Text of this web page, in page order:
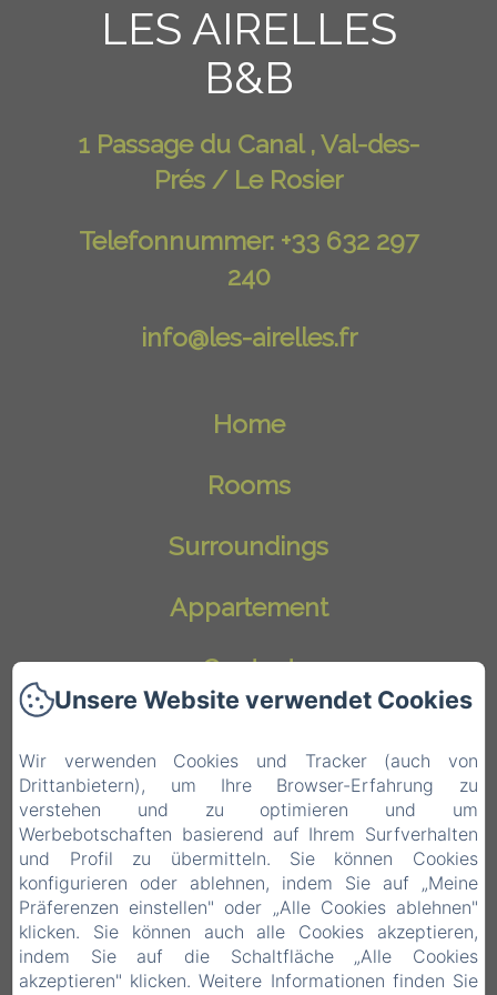
LES AIRELLES
B&B
1 Passage du Canal , Val-des-
Prés / Le Rosier
Telefonnummer: +33 632 297
240
info@les-airelles.fr
Home
Rooms
Surroundings
Appartement
Contact
Datenschutzerklärung
Rechtliche Informationen
Cookie-Informationen
EN FR IT DE NL
Unsere Website verwendet Cookies
Wir verwenden Cookies und Tracker (auch von
Drittanbietern), um Ihre Browser-Erfahrung zu
verstehen und zu optimieren und um
Werbebotschaften basierend auf Ihrem Surfverhalten
und Profil zu übermitteln. Sie können Cookies
konfigurieren oder ablehnen, indem Sie auf „Meine
Präferenzen einstellen" oder „Alle Cookies ablehnen"
klicken. Sie können auch alle Cookies akzeptieren,
indem Sie auf die Schaltfläche „Alle Cookies
akzeptieren" klicken. Weitere Informationen finden Sie